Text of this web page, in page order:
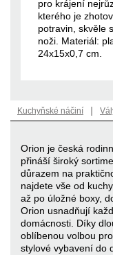
pro krájení
kterého je
potravin, skvěle
noži. Materiál:
24x15x0,7 cm.
Kuchyňské náčiní |
Orion je česká
přináší široký
důrazem na
najdete vše od
až po úložné boxy,
Orion usnadňují
domácnosti. Díky
oblíbenou volbou
stylové vybavení do